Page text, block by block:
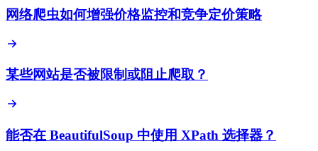
网络爬虫如何增强价格监控和竞争定价策略
某些网站是否被限制或阻止爬取？
能否在 BeautifulSoup 中使用 XPath 选择器？